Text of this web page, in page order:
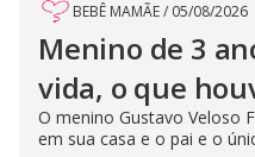
BEBÊ MAMÃE/ 05/08/2026
Menino de 3
vida, o que
O menino Gustavo Veloso
em sua casa e o pai e o